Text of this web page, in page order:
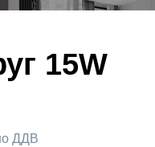
15W
ДДВ